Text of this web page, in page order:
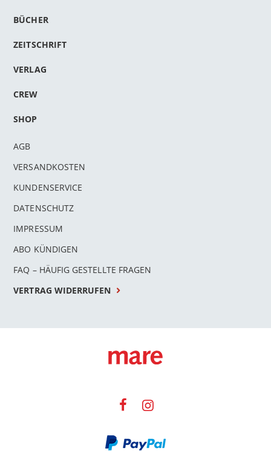
BÜCHER
ZEITSCHRIFT
VERLAG
CREW
SHOP
AGB
VERSANDKOSTEN
KUNDENSERVICE
DATENSCHUTZ
IMPRESSUM
ABO KÜNDIGEN
FAQ – HÄUFIG GESTELLTE FRAGEN
VERTRAG WIDERRUFEN